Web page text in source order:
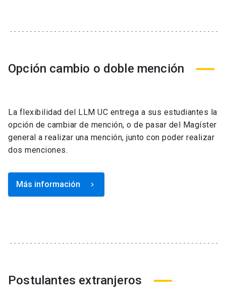
Opción cambio o doble mención
La flexibilidad del LLM UC entrega a sus estudiantes la
opción de cambiar de mención, o de pasar del Magíster
general a realizar una mención, junto con poder realizar
dos menciones.
Más información keyboard_arrow_right
Postulantes extranjeros